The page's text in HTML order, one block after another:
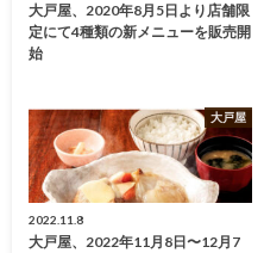
大戸屋、2020年8月5日より店舗限
定にて4種類の新メニューを販売開
始
大戸屋
2022.11.8
大戸屋、2022年11月8日〜12月7